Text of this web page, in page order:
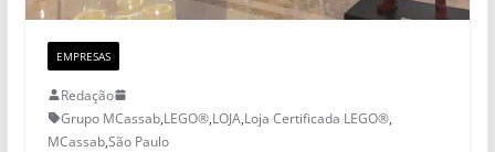
EMPRESAS
Redação
Grupo MCassab,LEGO®,LOJA,Loja Certificada LEGO®,
MCassab,São Paulo